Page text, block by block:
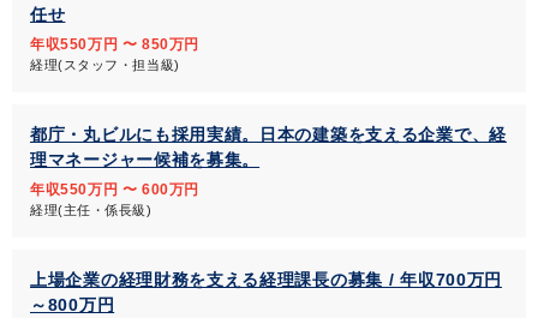
任せ
年収550万円 〜 850万円
経理(スタッフ・担当級)
都庁・丸ビルにも採用実績。日本の建築を支える企業で、経
理マネージャー候補を募集。
年収550万円 〜 600万円
経理(主任・係長級)
上場企業の経理財務を支える経理課長の募集 / 年収700万円
～800万円